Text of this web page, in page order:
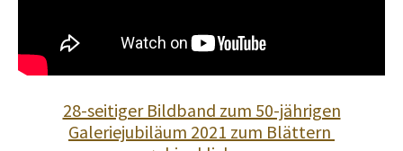
28-seitiger Bildband zum 50-jährigen
Galeriejubiläum 2021 zum Blättern